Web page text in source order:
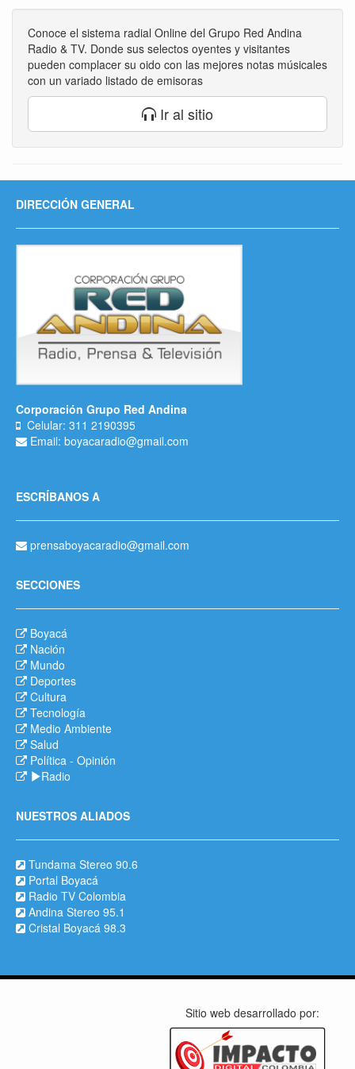
Conoce el sistema radial Online del Grupo Red Andina
Radio & TV. Donde sus selectos oyentes y visitantes
pueden complacer su oido con las mejores notas músicales
con un variado listado de emisoras
Ir al sitio
DIRECCIÓN GENERAL
Corporación Grupo Red Andina
Celular: 311 2190395
Email: boyacaradio@gmail.com
ESCRÍBANOS A
prensaboyacaradio@gmail.com
SECCIONES
Boyacá
Nación
Mundo
Deportes
Cultura
Tecnología
Medio Ambiente
Salud
Política - Opinión
Radio
NUESTROS ALIADOS
Tundama Stereo 90.6
Portal Boyacá
Radio TV Colombia
Andina Stereo 95.1
Cristal Boyacá 98.3
Sitio web desarrollado por: